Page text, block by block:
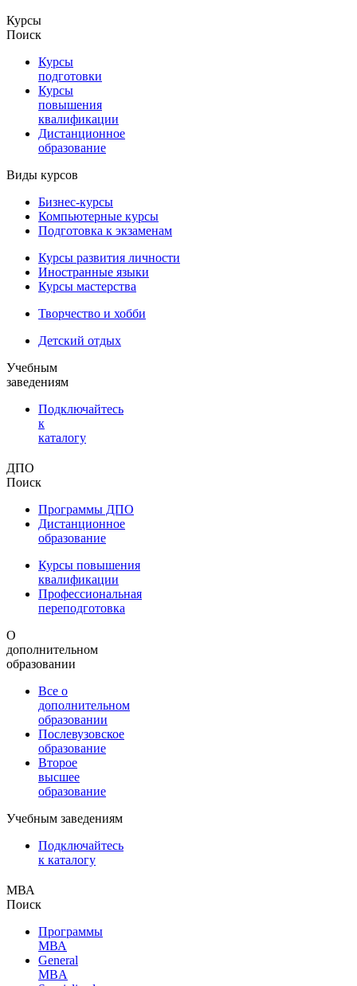
Курсы
Поиск
Курсы
подготовки
Курсы
повышения
квалификации
Дистанционное
образование
Виды курсов
Бизнес-курсы
Компьютерные курсы
Подготовка к экзаменам
Курсы развития личности
Иностранные языки
Курсы мастерства
Творчество и хобби
Детский отдых
Учебным
заведениям
Подключайтесь
к
каталогу
ДПО
Поиск
Программы ДПО
Дистанционное
образование
Курсы повышения
квалификации
Профессиональная
переподготовка
О
дополнительном
образовании
Все о
дополнительном
образовании
Послевузовское
образование
Второе
высшее
образование
Учебным заведениям
Подключайтесь
к каталогу
МВА
Поиск
Программы
МВА
General
MBA